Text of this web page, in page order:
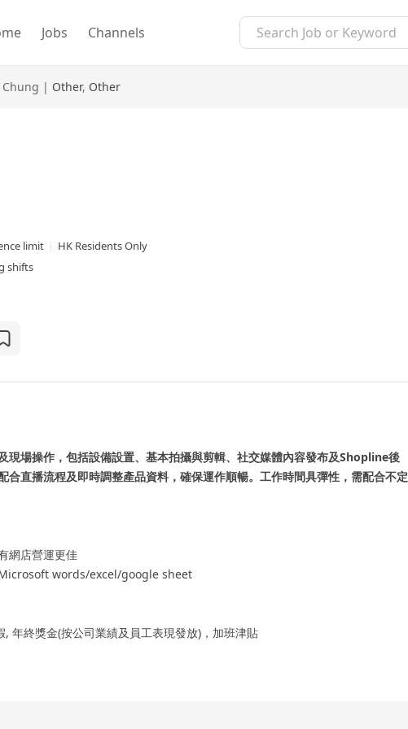
Jobs Channels
Chung | Other, Other
limit
HK Residents Only
shifts
現場操作，包括設備設置、基本拍攝與剪輯、社交媒體內容發布及Shopline後
合直播流程及即時調整產品資料，確保運作順暢。工作時間具彈性，需配合不定
網店營運更佳
words/excel/google sheet
年終獎金(按公司業績及員工表現發放)，加班津貼